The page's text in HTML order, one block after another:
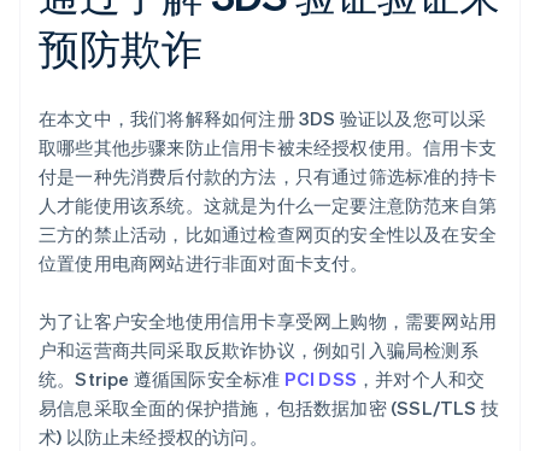
预防欺诈
在本文中，我们将解释如何注册 3DS 验证以及您可以采
取哪些其他步骤来防止信用卡被未经授权使用。信用卡支
付是一种先消费后付款的方法，只有通过筛选标准的持卡
人才能使用该系统。这就是为什么一定要注意防范来自第
三方的禁止活动，比如通过检查网页的安全性以及在安全
位置使用电商网站进行非面对面卡支付。
为了让客户安全地使用信用卡享受网上购物，需要网站用
户和运营商共同采取反欺诈协议，例如引入骗局检测系
统。Stripe 遵循国际安全标准 PCI DSS ，并对个人和交
易信息采取全面的保护措施，包括数据加密 (SSL/TLS 技
术) 以防止未经授权的访问。
阿联酋
English
爱尔兰
English
爱沙尼亚
English